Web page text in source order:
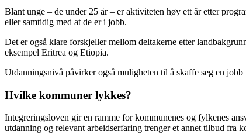
Blant unge – de under 25 år – er aktiviteten høy ett år etter
eller samtidig med at de er i jobb.
Det er også klare forskjeller mellom deltakerne etter
eksempel Eritrea og Etiopia.
Utdanningsnivå påvirker også muligheten til å skaffe seg en
Hvilke kommuner lykkes?
Integreringsloven gir en ramme for kommunenes og fylkenes
utdanning og relevant arbeidserfaring trenger et annet tilbud fra